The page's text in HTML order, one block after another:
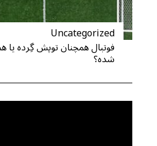
Uncategorized
فوتبال همچنان توپش گِرده یا
شده؟